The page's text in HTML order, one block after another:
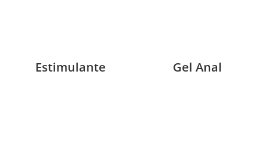
Estimulante Gel Anal